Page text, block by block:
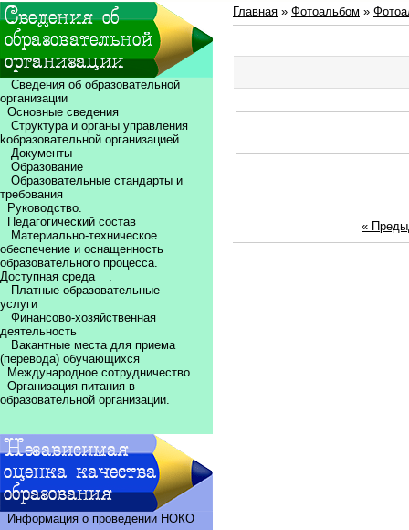
Сведения об образовательной
организации
Основные сведения
Структура и органы управления
kобразовательной организацией
Документы
Образование
Образовательные стандарты и
требования
Руководство.
Педагогический состав
Материально-техническое
обеспечение и оснащенность
образовательного процесса.
Доступная среда
.
Платные образовательные
услуги
Финансово-хозяйственная
деятельность
Вакантные места для приема
(перевода) обучающихся
Международное сотрудничество
Организация питания в
образовательной организации.
Информация о проведении НОКО
Главная » Фотоальбом »
«